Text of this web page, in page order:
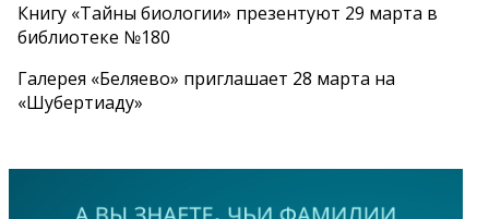
Книгу «Тайны биологии» презентуют 29 марта в
библиотеке №180
Галерея «Беляево» приглашает 28 марта на
«Шубертиаду»